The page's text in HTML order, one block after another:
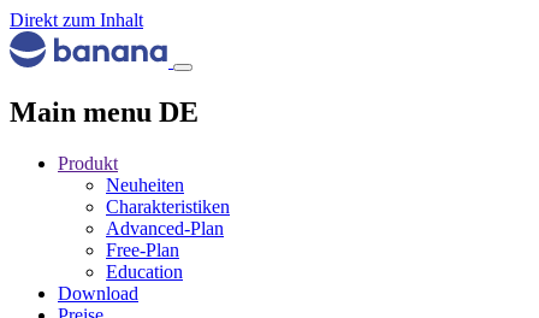
Direkt zum Inhalt
Main menu DE
Produkt
Neuheiten
Charakteristiken
Advanced-Plan
Free-Plan
Education
Download